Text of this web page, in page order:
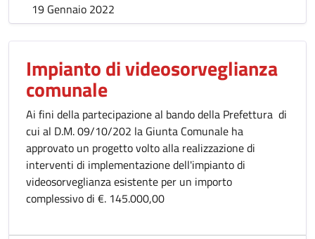
19 Gennaio 2022
Impianto di videosorveglianza
comunale
Ai fini della partecipazione al bando della Prefettura di
cui al D.M. 09/10/202 la Giunta Comunale ha
approvato un progetto volto alla realizzazione di
interventi di implementazione dell'impianto di
videosorveglianza esistente per un importo
complessivo di €. 145.000,00